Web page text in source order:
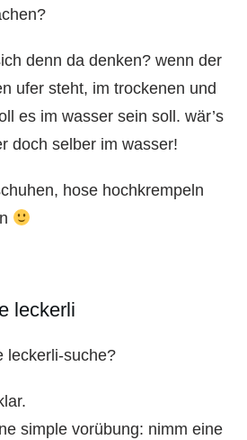
denn da denken? wenn der
ufer steht, im trockenen und
es im wasser sein soll. wär’s
doch selber im wasser!
hose hochkrempeln
leckerli
leckerli-suche?
simple vorübung: nimm eine